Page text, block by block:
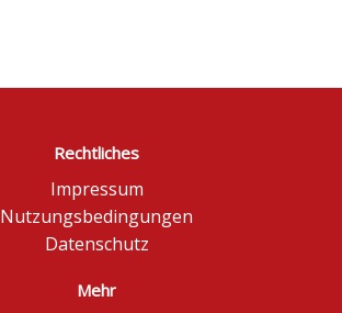
Rechtliches
Impressum
Nutzungsbedingungen
Datenschutz
Mehr